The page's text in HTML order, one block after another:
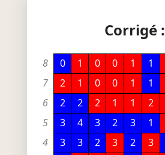
Corrigé :
8 0 1 0 0 1 1
7
2 1 0 0 1 1
6
2 2 2 1 1 2
5
3 4 3 2 3 1
4
3 3 2 3 2 3